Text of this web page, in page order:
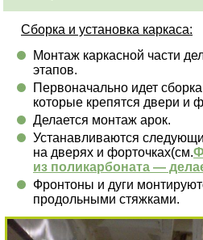
Сборка и установка каркаса:
Монтаж каркасной части
этапов.
Первоначально идет
которые крепятся двери и
Делается монтаж арок.
Устанавливаются
на дверях и форточках(см.
из поликарбоната —
Фронтоны и дуги
продольными стяжками.